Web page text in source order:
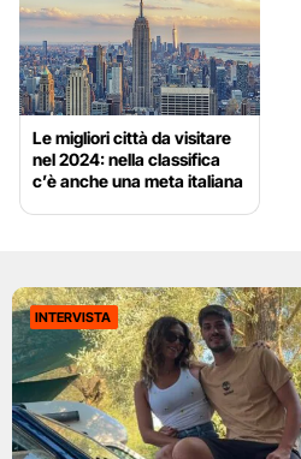
Le migliori città da visitare
nel 2024: nella classifica
c’è anche una meta italiana
INTERVISTA